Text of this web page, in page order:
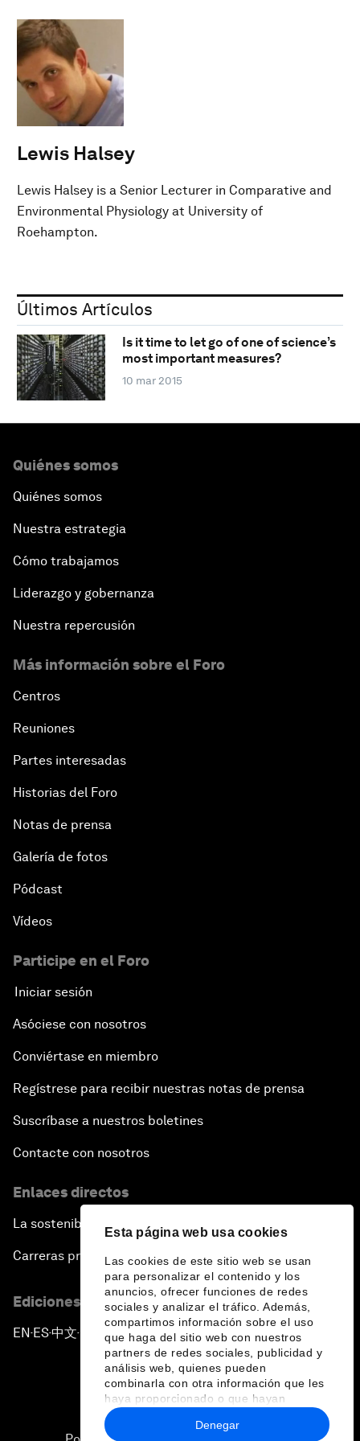
Esta página web usa cookies
Las cookies de este sitio web se usan
para personalizar el contenido y los
anuncios, ofrecer funciones de redes
sociales y analizar el tráfico. Además,
compartimos información sobre el uso
que haga del sitio web con nuestros
partners de redes sociales, publicidad y
análisis web, quienes pueden
combinarla con otra información que les
haya proporcionado o que hayan
recopilado a partir del uso que haya
hecho de sus servicios.
Denegar
Lewis Halsey
Lewis Halsey is a Senior Lecturer in Comparative and
Environmental Physiology at University of
Roehampton.
Últimos Artículos
Is it time to let go of one of science’s
most important measures?
10 mar 2015
Quiénes somos
Quiénes somos
Nuestra estrategia
Cómo trabajamos
Liderazgo y gobernanza
Nuestra repercusión
Más información sobre el Foro
Centros
Reuniones
Partes interesadas
Historias del Foro
Notas de prensa
Galería de fotos
Pódcast
Vídeos
Participe en el Foro
Iniciar sesión
Asóciese con nosotros
Conviértase en miembro
Regístrese para recibir nuestras notas de prensa
Suscríbase a nuestros boletines
Contacte con nosotros
Enlaces directos
La sostenibilidad en el Foro
Carreras profesionales
Ediciones en otros idiomas
EN ▪ES▪中文▪ 日本語